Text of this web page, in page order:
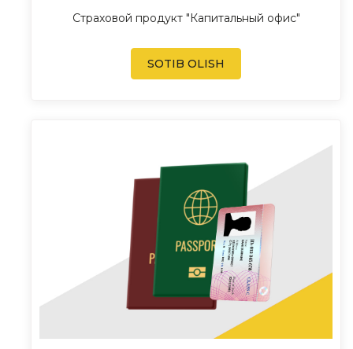
Страховой продукт "Капитальный офис"
SOTIB OLISH